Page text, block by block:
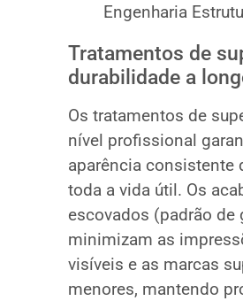
Engenharia
Tratamentos de
durabilidade a
Os tratamentos de
nível profissional
aparência consistente
toda a vida útil. Os
escovados (padrão de
minimizam as
visíveis e as marcas
menores, mantendo